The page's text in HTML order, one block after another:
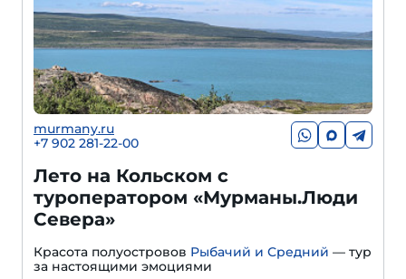
murmany.ru
+7 902 281-22-00
Лето на Кольском с
туроператором «Мурманы.Люди
Севера»
Красота полуостровов Рыбачий и Средний — тур
за настоящими эмоциями